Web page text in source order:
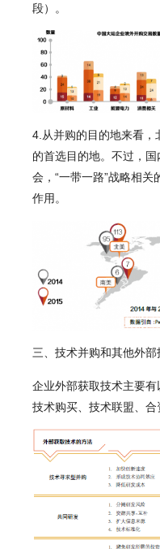
段）。
4.从并购的目的地来看，
的首选目的地。不过，
会，“一带一路”战略相
作用。
三、技术并购和其他外
企业外部获取技术主要有
技术购买、技术联盟、合